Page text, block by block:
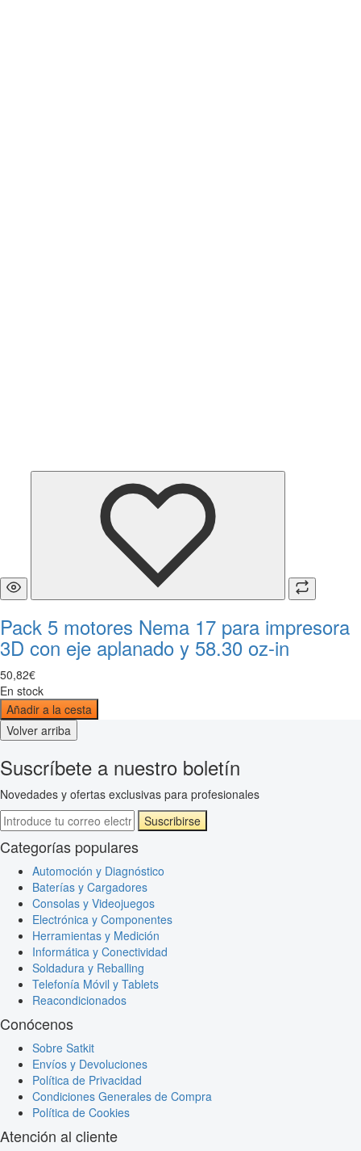
Pack 5 motores Nema 17 para impresora
3D con eje aplanado y 58.30 oz-in
50,82€
En stock
Añadir a la cesta
Volver arriba
Suscríbete a nuestro boletín
Novedades y ofertas exclusivas para profesionales
Suscribirse
Categorías populares
Automoción y Diagnóstico
Baterías y Cargadores
Consolas y Videojuegos
Electrónica y Componentes
Herramientas y Medición
Informática y Conectividad
Soldadura y Reballing
Telefonía Móvil y Tablets
Reacondicionados
Conócenos
Sobre Satkit
Envíos y Devoluciones
Política de Privacidad
Condiciones Generales de Compra
Política de Cookies
Atención al cliente